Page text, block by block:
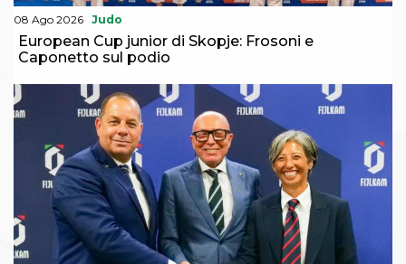
08 Ago 2026 Judo
European Cup junior di Skopje: Frosoni e
Caponetto sul podio